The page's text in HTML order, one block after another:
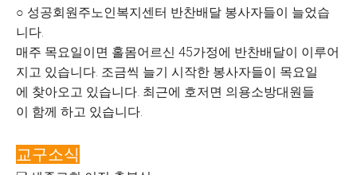
○ 성공회원주노인복지센터 반찬배달 봉사자들이 늘었습
니다.
매주 목요일이면 홀몸어르신 45가정에 반찬배달이 이루어
지고 있습니다. 조금씩 늘기 시작한 봉사자들이 목요일
에 찾아오고 있습니다. 최근에 호저면 의용소방대원들
이 함께 하고 있습니다.
교구소식